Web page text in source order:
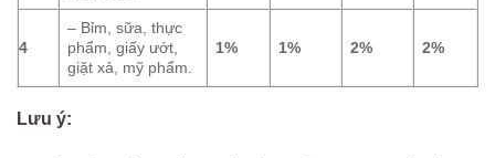
4
– Bỉm, sữa, thực
phẩm, giấy ướt,
giặt xả, mỹ phẩm.
1% 1% 2% 2%
Lưu ý: